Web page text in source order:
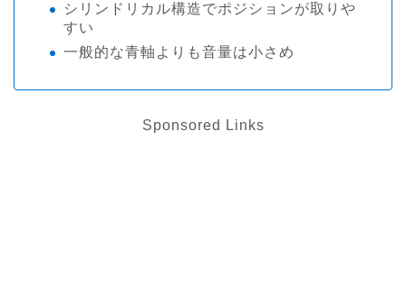
シリンドリカル構造でポジションが取りや
すい
一般的な青軸よりも音量は小さめ
Sponsored Links